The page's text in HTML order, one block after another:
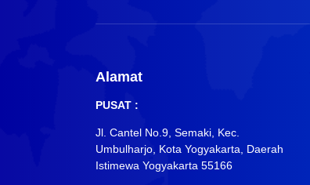
Alamat
PUSAT :
Jl. Cantel No.9, Semaki, Kec.
Umbulharjo, Kota Yogyakarta, Daerah
Istimewa Yogyakarta 55166